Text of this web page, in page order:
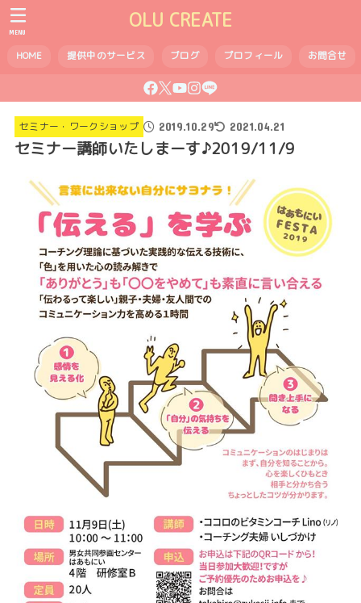
OLU CREATE
HOME 提供中のサービス ブログ プロフィール お問合せ
MENU
セミナー・ワークショップ 2019.10.29 2021.04.21
セミナー講師いたしまーす♪2019/11/9